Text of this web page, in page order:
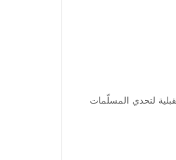
لتحدي المسلّمات